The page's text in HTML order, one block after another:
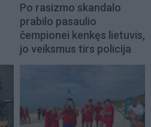
Po rasizmo skandalo
prabilo pasaulio
čempionei kenkęs lietuvis,
jo veiksmus tirs policija